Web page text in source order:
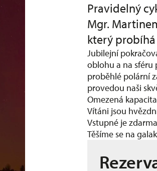
Pravidelný
Mgr.
který probíhá
Jubilejní
oblohu a na sféru
proběhlé polární
provedou naši
Omezená
Vítáni jsou
Vstupné je
Těšíme se na